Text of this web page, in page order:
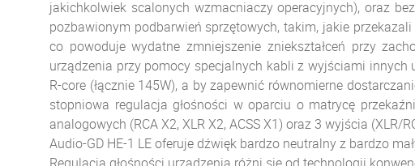
jakichkolwiek scalonych wzmacniaczy operacyjnych), oraz
pozbawionym podbarwień sprzętowych, takim, jakie
co powoduje wydatne zmniejszenie zniekształceń przy
urządzenia przy pomocy specjalnych kabli z wyjściami innych
R-core (łącznie 145W), a by zapewnić równomierne
stopniowa regulacja głośności w oparciu o matrycę
analogowych (RCA X2, XLR X2, ACSS X1) oraz 3 wyjścia (XLR/
Audio-GD HE-1 LE oferuje dźwięk bardzo neutralny z bardzo